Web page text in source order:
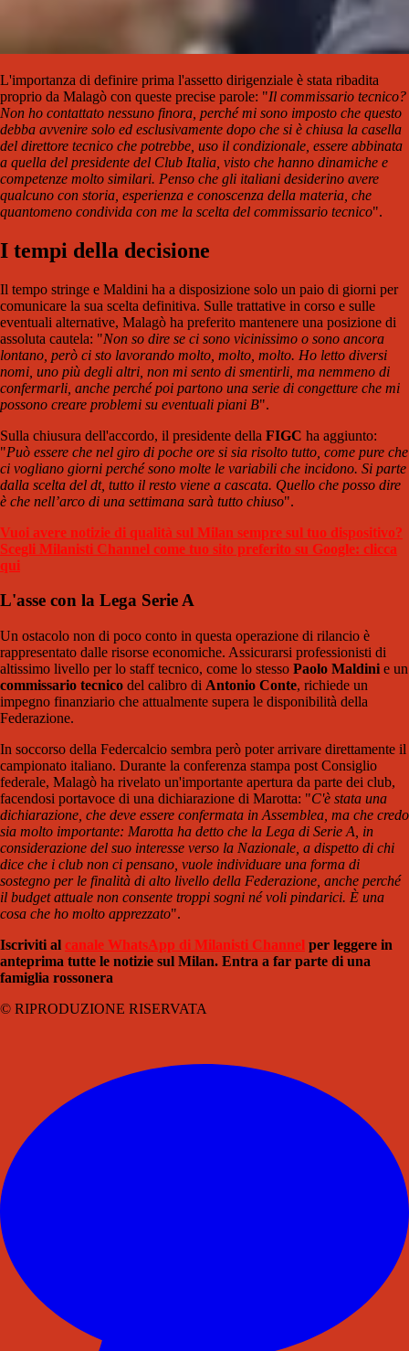
L'importanza di definire prima l'assetto dirigenziale è stata ribadita
proprio da Malagò con queste precise parole: "Il commissario tecnico?
Non ho contattato nessuno finora, perché mi sono imposto che questo
debba avvenire solo ed esclusivamente dopo che si è chiusa la casella
del direttore tecnico che potrebbe, uso il condizionale, essere abbinata
a quella del presidente del Club Italia, visto che hanno dinamiche e
competenze molto similari. Penso che gli italiani desiderino avere
qualcuno con storia, esperienza e conoscenza della materia, che
quantomeno condivida con me la scelta del commissario tecnico".
I tempi della decisione
Il tempo stringe e Maldini ha a disposizione solo un paio di giorni per
comunicare la sua scelta definitiva. Sulle trattative in corso e sulle
eventuali alternative, Malagò ha preferito mantenere una posizione di
assoluta cautela: "Non so dire se ci sono vicinissimo o sono ancora
lontano, però ci sto lavorando molto, molto, molto. Ho letto diversi
nomi, uno più degli altri, non mi sento di smentirli, ma nemmeno di
confermarli, anche perché poi partono una serie di congetture che mi
possono creare problemi su eventuali piani B".
Sulla chiusura dell'accordo, il presidente della FIGC ha aggiunto:
"Può essere che nel giro di poche ore si sia risolto tutto, come pure che
ci vogliano giorni perché sono molte le variabili che incidono. Si parte
dalla scelta del dt, tutto il resto viene a cascata. Quello che posso dire
è che nell’arco di una settimana sarà tutto chiuso".
Vuoi avere notizie di qualità sul Milan sempre sul tuo dispositivo?
Scegli Milanisti Channel come tuo sito preferito su Google: clicca
qui
L'asse con la Lega Serie A
Un ostacolo non di poco conto in questa operazione di rilancio è
rappresentato dalle risorse economiche. Assicurarsi professionisti di
altissimo livello per lo staff tecnico, come lo stesso Paolo Maldini e un
commissario tecnico del calibro di Antonio Conte, richiede un
impegno finanziario che attualmente supera le disponibilità della
Federazione.
In soccorso della Federcalcio sembra però poter arrivare direttamente il
campionato italiano. Durante la conferenza stampa post Consiglio
federale, Malagò ha rivelato un'importante apertura da parte dei club,
facendosi portavoce di una dichiarazione di Marotta: "C'è stata una
dichiarazione, che deve essere confermata in Assemblea, ma che credo
sia molto importante: Marotta ha detto che la Lega di Serie A, in
considerazione del suo interesse verso la Nazionale, a dispetto di chi
dice che i club non ci pensano, vuole individuare una forma di
sostegno per le finalità di alto livello della Federazione, anche perché
il budget attuale non consente troppi sogni né voli pindarici. È una
cosa che ho molto apprezzato".
Iscriviti al canale WhatsApp di Milanisti Channel per leggere in
anteprima tutte le notizie sul Milan. Entra a far parte di una
famiglia rossonera
© RIPRODUZIONE RISERVATA